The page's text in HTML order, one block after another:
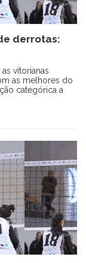
derrotas:
vitorianas
as melhores do
categórica a